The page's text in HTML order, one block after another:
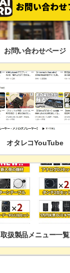
お問い合わせページ
オタレコYouTube
取扱製品メニュー一覧